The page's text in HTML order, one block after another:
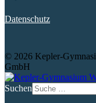
Datenschutz
© 2026 Kepler-
GmbH
Suchen